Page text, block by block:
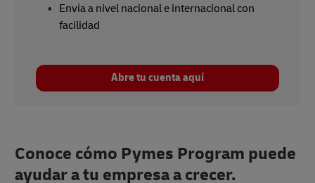
Envía a nivel nacional e internacional con
facilidad
Abre tu cuenta aquí
Conoce cómo Pymes Program puede
ayudar a tu empresa a crecer.